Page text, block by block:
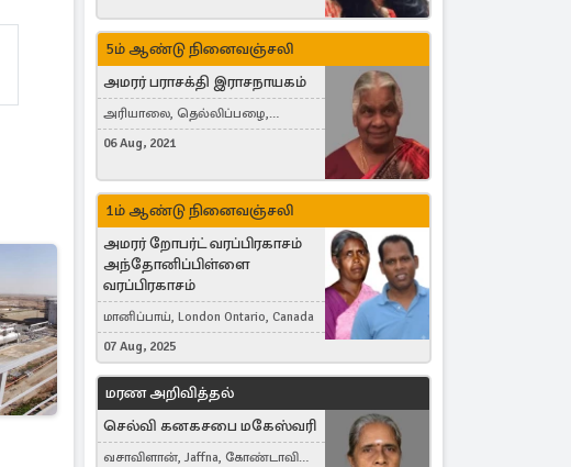
5ம் ஆண்டு நினைவஞ்சலி
அமரர் பராசக்தி இராசநாயகம்
அரியாலை, தெல்லிப்பழை,
Montreal, Canada
06 Aug, 2021
1ம் ஆண்டு நினைவஞ்சலி
அமரர் றோபர்ட் வரப்பிரகாசம்
அந்தோனிப்பிள்ளை
வரப்பிரகாசம்
மானிப்பாய், London Ontario, Canada
07 Aug, 2025
மரண அறிவித்தல்
செல்வி கனகசபை மகேஸ்வரி
வசாவிளான், Jaffna, கோண்டாவில்